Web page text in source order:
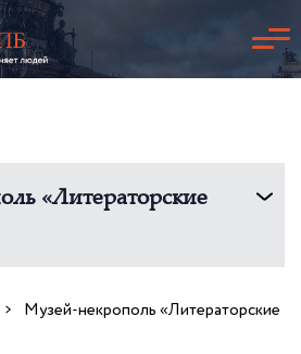
«Литераторские
Музей-некрополь «Литераторские